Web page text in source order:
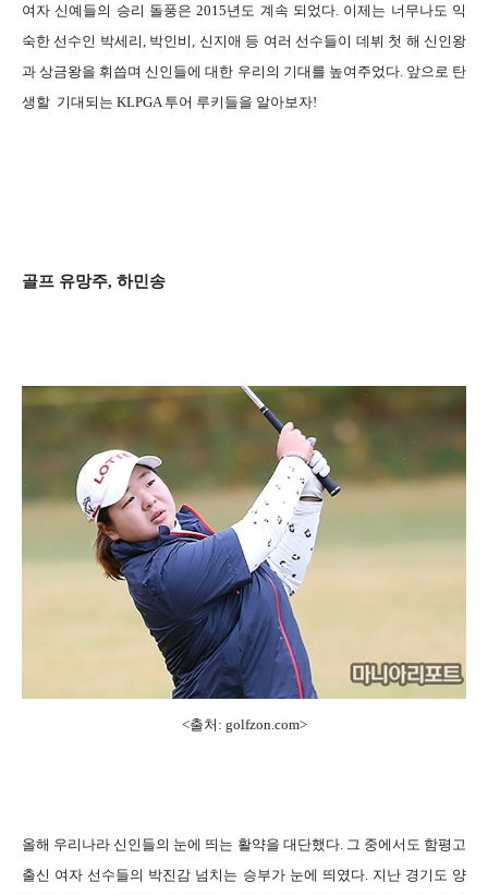
여자 신예들의 승리 돌풍은 2015년도 계속 되었다. 이제는 너무나도 익
숙한 선수인 박세리, 박인비, 신지애 등 여러 선수들이 데뷔 첫 해 신인왕
과 상금왕을 휘씁며 신인들에 대한 우리의 기대를 높여주었다. 앞으로 탄
생할 기대되는 KLPGA 투어 루키들을 알아보자!
골프 유망주, 하민송
<출처: golfzon.com>
올해 우리나라 신인들의 눈에 띄는 활약을 대단했다. 그 중에서도 함평고
출신 여자 선수들의 박진감 넘치는 승부가 눈에 띄였다. 지난 경기도 양